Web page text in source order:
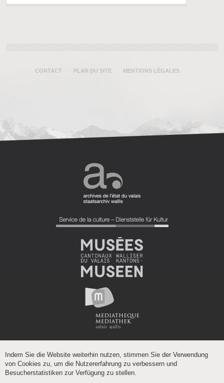
CONTACT PLAN DU SITE MENTIONS LÉGALES
Indem Sie die Website weiterhin nutzen, stimmen Sie der Verwendung
von Cookies zu, um die Nutzererfahrung zu verbessern und
Besucherstatistiken zur Verfügung zu stellen.